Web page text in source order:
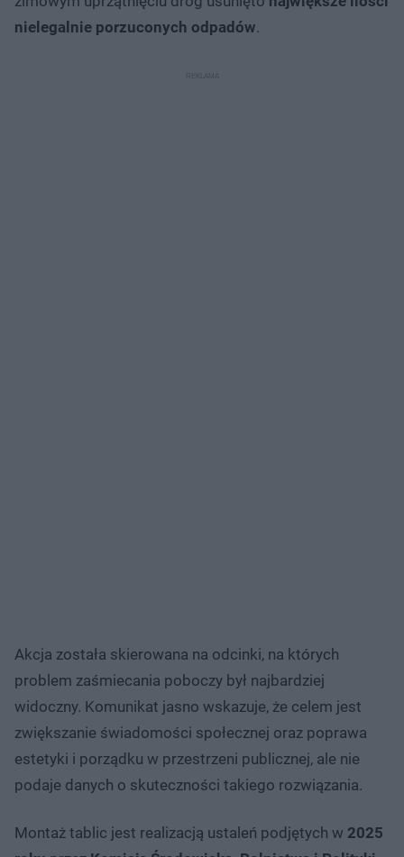
nielegalnie porzuconych odpadów.
Akcja została skierowana na odcinki, na których
problem zaśmiecania poboczy był najbardziej
widoczny. Komunikat jasno wskazuje, że celem jest
zwiększanie świadomości społecznej oraz poprawa
estetyki i porządku w przestrzeni publicznej, ale nie
podaje danych o skuteczności takiego rozwiązania.
Montaż tablic jest realizacją ustaleń podjętych w 2025